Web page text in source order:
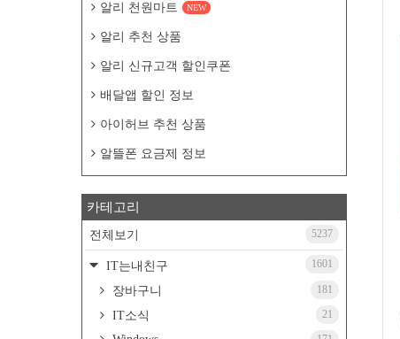
알리 천원마트 NEW
알리 추천 상품
알리 신규고객 할인쿠폰
배달앱 할인 정보
아이허브 추천 상품
알뜰폰 요금제 정보
카테고리
전체보기 5237
IT는내친구 1601
장바구니 181
IT소식 21